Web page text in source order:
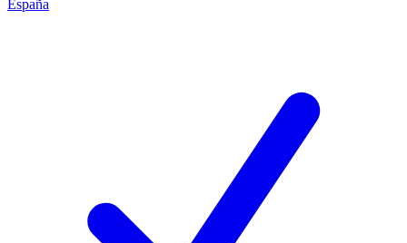
España